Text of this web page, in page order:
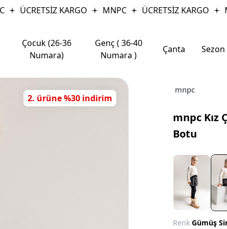
ÜCRETSİZ KARGO MNPC ÜCRETSİZ KARGO
Çocuk (26-36
Numara)
Genç ( 36-40
Numara )
Çanta Sezon
2. ürüne %30 indirim
mnpc
mnpc Kız
Botu
RenkGümüş